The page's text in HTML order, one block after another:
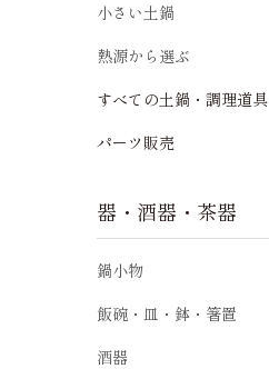
小さい土鍋
熱源から選ぶ
すべての土鍋・調理道具
パーツ販売
器・酒器・茶器
鍋小物
飯碗・皿・鉢・箸置
酒器